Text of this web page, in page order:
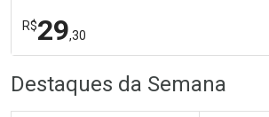
R$29,30
Laboratório
Por Menos
Destaques da Semana